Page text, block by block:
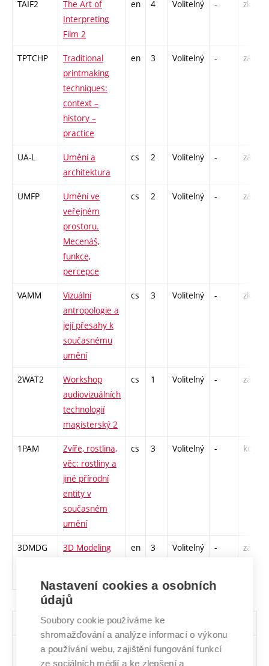
TAIF2
The Art of
Interpreting
Film 2
en 4 Volitelný - zk
TPTCHP
Traditional
printmaking
techniques:
context –
history –
practice
en 3 Volitelný - zá
UA-L
Umění a
architektura
cs 2 Volitelný - zá
UMFP
Umění ve
veřejném
prostoru.
Mecenáš,
funkce,
percepce
cs 2 Volitelný - zá
VAMM
Vizuální
antropologie a
její přesahy k
současnému
umění
cs 3 Volitelný - zk
2WAT2
Workshop
audiovizuálních
technologií
magisterský 2
cs 1 Volitelný - zá
1PAM
Zvíře, rostlina,
věc: rostliny a
jiné přírodní
entity v
současném
umění
cs 3 Volitelný - kol
3DMDG
3D Modeling
en 3 Volitelný - zá
Všechny skupiny volitelných předmětů
Počet
předm.
Předměty
Nastavení cookies a osobních
údajů
Soubory cookie používáme ke
shromažďování a analýze informací o výkonu
a používání webu, zajištění fungování funkcí
ze sociálních médií a ke zlepšení a